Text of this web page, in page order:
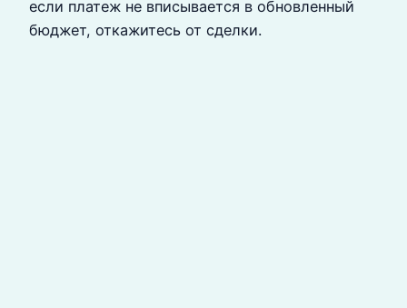
если платеж не вписывается в обновленный
бюджет, откажитесь от сделки.